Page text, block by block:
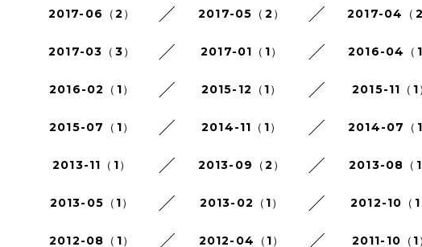
2017-06（2） 2017-05（2） 2017-04（2
2017-03（3） 2017-01（1） 2016-04（1
2016-02（1） 2015-12（1） 2015-11（1
2015-07（1） 2014-11（1） 2014-07（1
2013-11（1） 2013-09（2） 2013-08（1
2013-05（1） 2013-02（1） 2012-10（1
2012-08（1） 2012-04（1） 2011-10（1